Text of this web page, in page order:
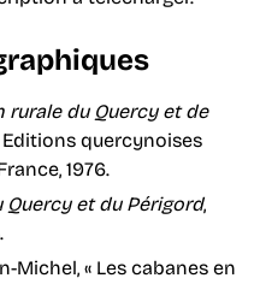
rurale du Quercy et de
Editions quercynoises
1976.
Quercy et du Périgord,
Michel, « Les cabanes en